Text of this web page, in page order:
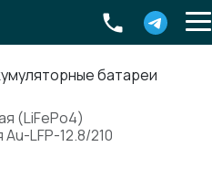
батареи
(LiFePo4)
LFP-12.8/210
Екатеринбург ,